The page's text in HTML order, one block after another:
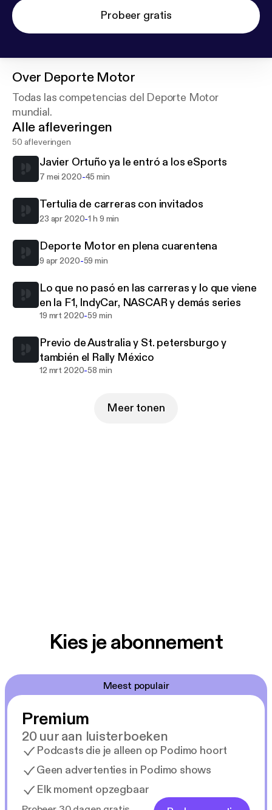
Probeer gratis
Over Deporte Motor
Todas las competencias del Deporte Motor
mundial.
Alle afleveringen
50 afleveringen
Javier Ortuño ya le entró a los eSports
7 mei 2020-45 min
Tertulia de carreras con invitados
23 apr 2020-1 h 9 min
Deporte Motor en plena cuarentena
9 apr 2020-59 min
Lo que no pasó en las carreras y lo que viene
en la F1, IndyCar, NASCAR y demás series
19 mrt 2020-59 min
Previo de Australia y St. petersburgo y
también el Rally México
12 mrt 2020-58 min
Meer tonen
Kies je abonnement
Meest populair
Premium
20 uur aan luisterboeken
Podcasts die je alleen op Podimo hoort
Geen advertenties in Podimo shows
Elk moment opzegbaar